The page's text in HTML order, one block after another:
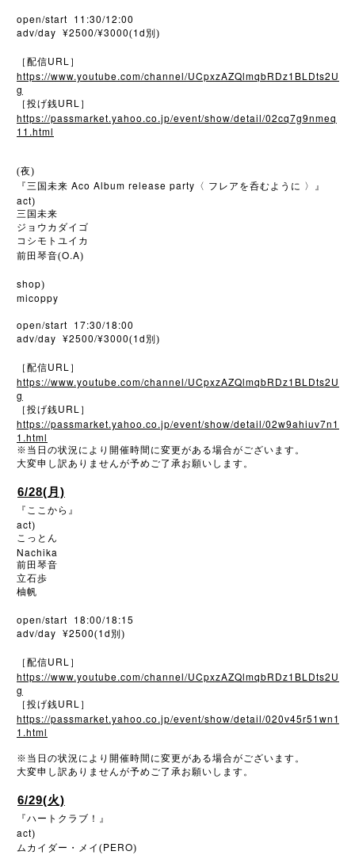
open/start 11:30/12:00
adv/day ¥2500/¥3000(1d 別)
［配信URL ］
https://www.youtube.com/channel/UCpxzAZQlmqbRDz1BLDts2U
g
［投げ銭URL ］
https://passmarket.yahoo.co.jp/event/show/detail/02cq7g9nmeq
11.html
(夜)
『三国未来 Aco Album release party 〈 フレアを呑むように 〉』
act)
三国未来
ジョウカダイゴ
コシモトユイカ
前田琴音(O.A)
shop)
micoppy
open/start 17:30/18:00
adv/day ¥2500/¥3000(1d 別)
［配信URL ］
https://www.youtube.com/channel/UCpxzAZQlmqbRDz1BLDts2U
g
［投げ銭URL ］
https://passmarket.yahoo.co.jp/event/show/detail/02w9ahiuv7n1
1.html
※ 当日の状況により開催時間に変更がある場合がございます。
大変申し訳ありませんが予めご了承お願いします。
6/28(月)
『ここから』
act)
こっとん
Nachika
前田琴音
立石歩
柚帆
open/start 18:00/18:15
adv/day ¥2500(1d 別)
［配信URL ］
https://www.youtube.com/channel/UCpxzAZQlmqbRDz1BLDts2U
g
［投げ銭URL ］
https://passmarket.yahoo.co.jp/event/show/detail/020v45r51wn1
1.html
※ 当日の状況により開催時間に変更がある場合がございます。
大変申し訳ありませんが予めご了承お願いします。
6/29(火)
『ハートクラブ！』
act)
ムカイダー・メイ(PERO)